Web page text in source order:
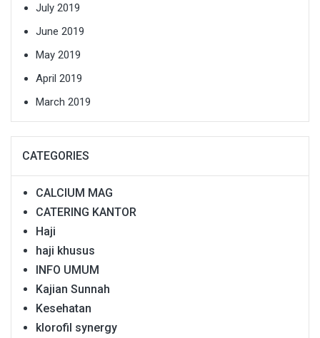
July 2019
June 2019
May 2019
April 2019
March 2019
CATEGORIES
CALCIUM MAG
CATERING KANTOR
Haji
haji khusus
INFO UMUM
Kajian Sunnah
Kesehatan
klorofil synergy